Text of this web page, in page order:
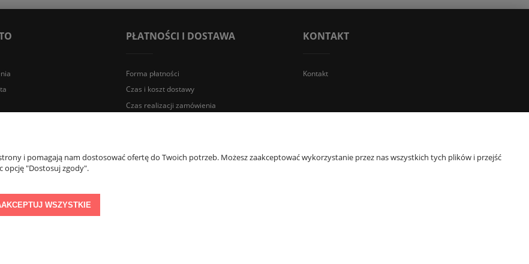
PŁATNOŚCI I DOSTAWA
Forma płatności
Czas i koszt dostawy
Czas realizacji zamówienia
KONTAKT
Kontakt
| E-mail: sklep@lazienki.eco | Tel.: 600 012 164 lub 600 012 159 | TGS Przemysław Stoń | NIP: 6312213594 | REGON: 276403698
i pomagają nam dostosować ofertę do Twoich potrzeb. Możesz zaakceptować wykorzystanie przez nas wszystkich tych plików i przejść
opcję "Dostosuj zgody".
WSZYSTKIE